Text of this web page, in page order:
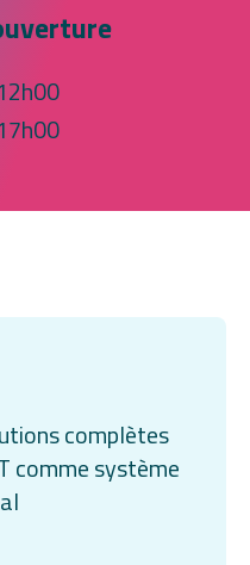
complètes
comme système